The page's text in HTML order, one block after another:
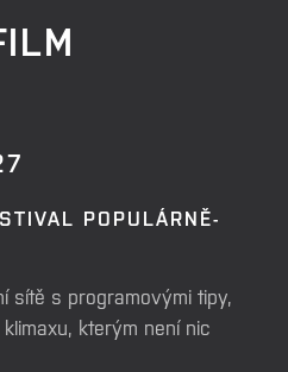
POPULÁRNĚ-
sítě s programovými tipy,
kterým není nic